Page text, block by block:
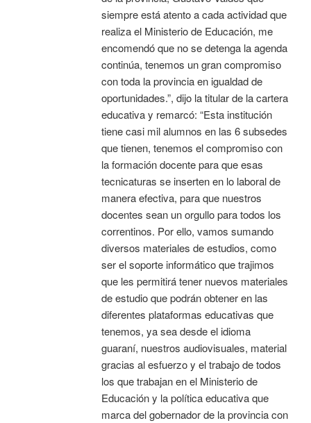
siempre está atento a cada actividad que
realiza el Ministerio de Educación, me
encomendó que no se detenga la agenda
continúa, tenemos un gran compromiso
con toda la provincia en igualdad de
oportunidades.”, dijo la titular de la cartera
educativa y remarcó: “Esta institución
tiene casi mil alumnos en las 6 subsedes
que tienen, tenemos el compromiso con
la formación docente para que esas
tecnicaturas se inserten en lo laboral de
manera efectiva, para que nuestros
docentes sean un orgullo para todos los
correntinos. Por ello, vamos sumando
diversos materiales de estudios, como
ser el soporte informático que trajimos
que les permitirá tener nuevos materiales
de estudio que podrán obtener en las
diferentes plataformas educativas que
tenemos, ya sea desde el idioma
guaraní, nuestros audiovisuales, material
gracias al esfuerzo y el trabajo de todos
los que trabajan en el Ministerio de
Educación y la política educativa que
marca del gobernador de la provincia con